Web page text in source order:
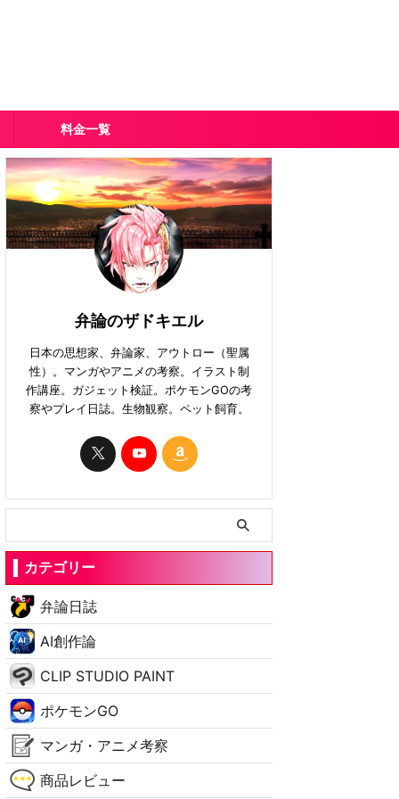
料金一覧
弁論のザドキエル
日本の思想家、弁論家、アウトロー（聖属
性）。マンガやアニメの考察。イラスト制
作講座。ガジェット検証。ポケモンGOの考
察やプレイ日誌。生物観察。ペット飼育。
カテゴリー
弁論日誌
AI創作論
CLIP STUDIO PAINT
ポケモンGO
マンガ・アニメ考察
商品レビュー